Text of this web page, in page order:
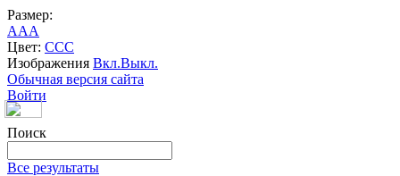
Размер:
AAA
Цвет: CCC
Изображения Вкл.Выкл.
Обычная версия сайта
Войти
Поиск
Все результаты